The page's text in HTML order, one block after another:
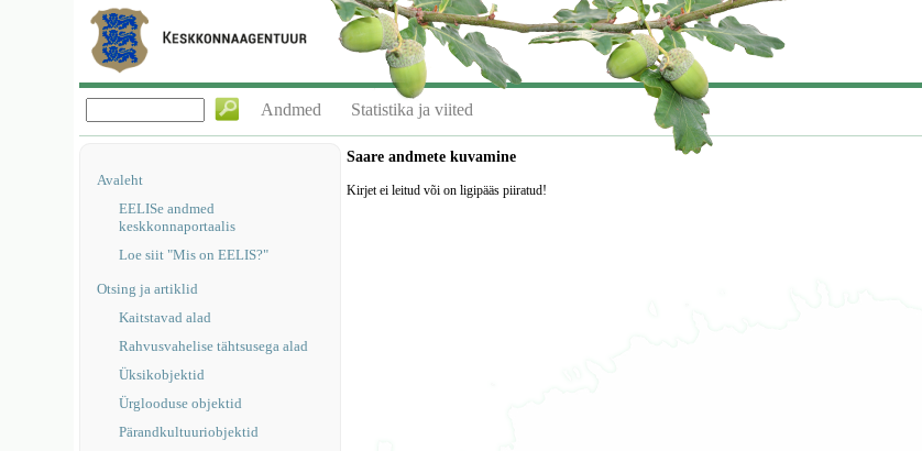
Andmed Statistika ja viited
Avaleht
EELISe andmed
keskkonnaportaalis
Loe siit "Mis on EELIS?"
Otsing ja artiklid
Kaitstavad alad
Rahvusvahelise tähtsusega alad
Üksikobjektid
Ürglooduse objektid
Pärandkultuuriobjektid
Saare andmete kuvamine
Kirjet ei leitud või on ligipääs piiratud!